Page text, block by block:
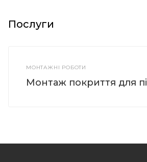
Послуги
МОНТАЖНІ РОБОТИ
Монтаж покриття для